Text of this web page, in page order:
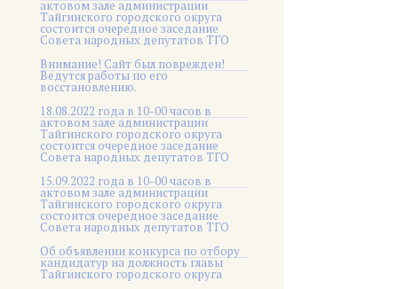
актовом зале администрации
Тайгинского городского округа
состоится очередное заседание
Совета народных депутатов ТГО
Внимание! Сайт был поврежден!
Ведутся работы по его
восстановлению.
18.08.2022 года в 10-00 часов в
актовом зале администрации
Тайгинского городского округа
состоится очередное заседание
Совета народных депутатов ТГО
15.09.2022 года в 10-00 часов в
актовом зале администрации
Тайгинского городского округа
состоится очередное заседание
Совета народных депутатов ТГО
Об объявлении конкурса по отбору
кандидатур на должность главы
Тайгинского городского округа